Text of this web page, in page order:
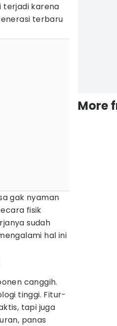
terjadi karena
terbaru
gak nyaman
fisik
sudah
hal ini
canggih.
tinggi. Fitur-
tapi juga
panas
More